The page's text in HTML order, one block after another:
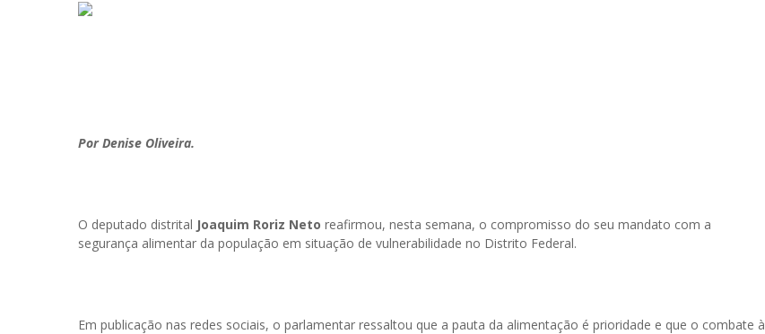
Por Denise Oliveira.
O deputado distrital Joaquim Roriz Neto reafirmou, nesta semana, o compromisso do seu mandato com a
segurança alimentar da população em situação de vulnerabilidade no Distrito Federal.
Em publicação nas redes sociais, o parlamentar ressaltou que a pauta da alimentação é prioridade e que o combate à